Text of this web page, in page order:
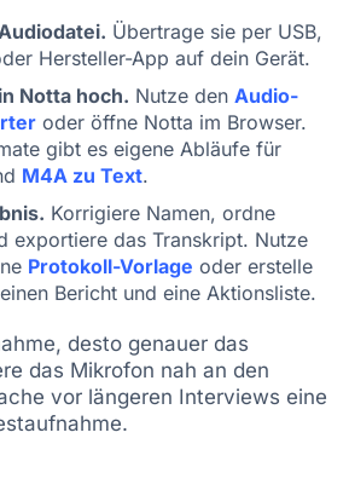
Übertrage sie per USB,
Hersteller-App auf dein Gerät.
Notta hoch. Nutze den Audio-
oder öffne Notta im Browser.
gibt es eigene Abläufe für
M4A zu Text.
Korrigiere Namen, ordne
exportiere das Transkript. Nutze
Protokoll-Vorlage oder erstelle
Bericht und eine Aktionsliste.
desto genauer das
das Mikrofon nah an den
vor längeren Interviews eine